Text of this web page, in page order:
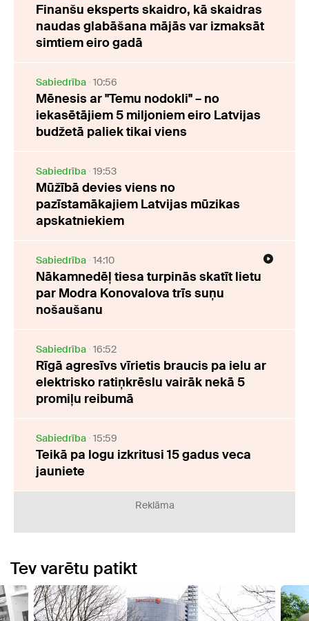
Finanšu eksperts skaidro, kā skaidras
naudas glabāšana mājās var izmaksāt
simtiem eiro gadā
Sabiedrība 10:56
Mēnesis ar "Temu nodokli" – no
iekasētājiem 5 miljoniem eiro Latvijas
budžetā paliek tikai viens
Sabiedrība 19:53
Mūžībā devies viens no
pazīstamākajiem Latvijas mūzikas
apskatniekiem
Sabiedrība 14:10
Nākamnedēļ tiesa turpinās skatīt lietu
par Modra Konovalova trīs suņu
nošaušanu
Sabiedrība 16:52
Rīgā agresīvs vīrietis braucis pa ielu ar
elektrisko ratiņkrēslu vairāk nekā 5
promiļu reibumā
Sabiedrība 15:59
Teikā pa logu izkritusi 15 gadus veca
jauniete
Reklāma
Tev varētu patikt